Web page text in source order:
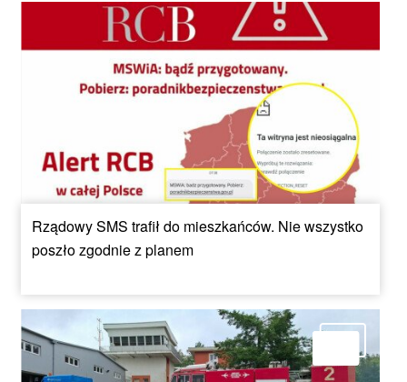
Rządowy SMS trafił do mieszkańców. Nie wszystko
poszło zgodnie z planem